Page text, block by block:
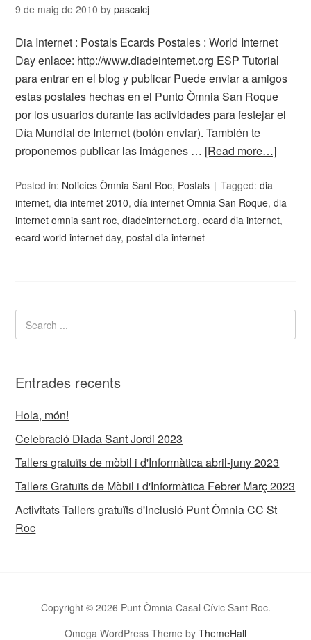
9 de maig de 2010 bypascalcj
Dia Internet : Postals Ecards Postales : World Internet
Day enlace: http://www.diadeinternet.org ESP Tutorial
para entrar en el blog y publicar Puede enviar a amigos
estas postales hechas en el Punto Òmnia San Roque
por los usuarios durante las actividades para festejar el
Día Mundial de Internet (botón enviar). También te
proponemos publicar las imágenes … [Read more…]
Posted in: Noticíes Òmnia Sant Roc, Postals Tagged:dia
internet,dia internet 2010,día internet Òmnia San Roque,dia
internet omnia sant roc,diadeinternet.org,ecard dia internet,
ecard world internet day,postal dia internet
Entrades recents
Hola, món!
Celebració Diada Sant Jordi 2023
Tallers gratuïts de mòbil i d'Informàtica abril-juny 2023
Tallers Gratuïts de Mòbil i d'Informàtica Febrer Març 2023
Activitats Tallers gratuïts d'Inclusió Punt Òmnia CC St
Roc
Copyright © 2026 Punt Òmnia Casal Cívic Sant Roc.
Omega WordPress Theme by ThemeHall